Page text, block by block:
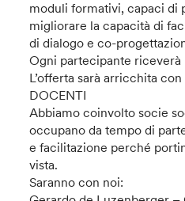
moduli formativi, capaci di
migliorare la capacità di
di dialogo e co-
Ogni partecipante riceverà
L’offerta sarà arricchita
DOCENTI
Abbiamo coinvolto socie
occupano da tempo di
e facilitazione perché
vista.
Saranno con noi: